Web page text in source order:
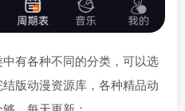
有各种不同的分类，可以选
版动漫资源库，各种精品动